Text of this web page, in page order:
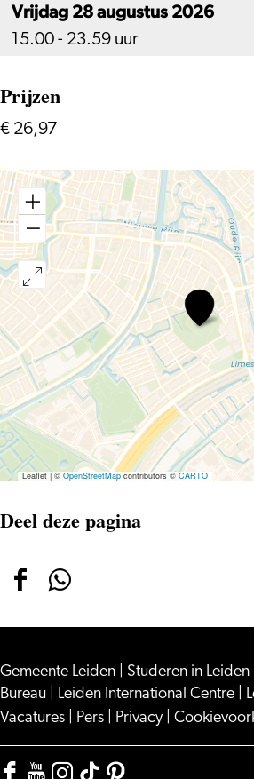
Vrijdag 28 augustus 2026
15.00 - 23.59 uur
Prijzen
€ 26,97
Festival
de
Fusie
Leaflet|©OpenStreetMapcontributors ©CARTO
Deel deze pagina
Deel
op
Facebook
Deel
op
WhatsApp
Gemeente Leiden Studeren in Leiden
Bureau
Leiden International Centre
Vacatures
Pers Privacy